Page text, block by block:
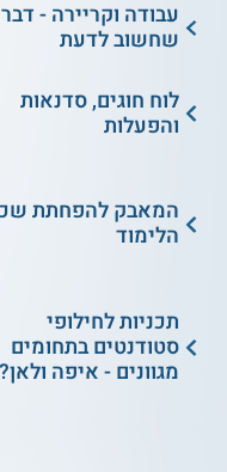
עבודה וקריירה -
שחשוב לדעת
לוח חוגים, סדנאות
והפעלות
המאבק להפחתת
הלימוד
תכניות לחילופי
סטודנטים בתחומים
מגוונים - איפה ולאן?